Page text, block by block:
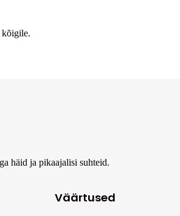
kõigile.
häid ja pikaajalisi suhteid.
Väärtused